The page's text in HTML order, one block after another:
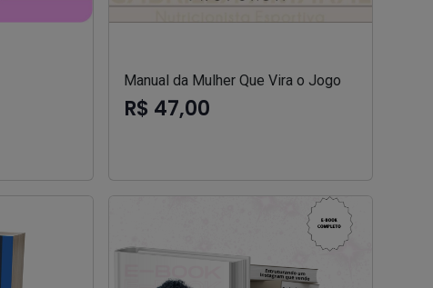
Manual da Mulher Que Vira o Jogo
R$ 47,00